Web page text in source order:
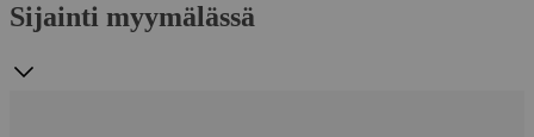
Sijainti myymälässä